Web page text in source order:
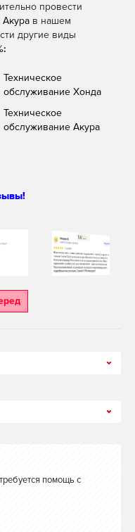
провести
Акура в нашем
другие виды
Техническое
обслуживание Хонда
Техническое
обслуживание Акура
помощь с